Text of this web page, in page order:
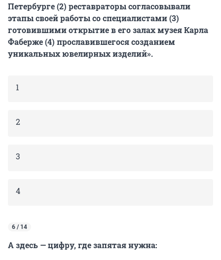
Петербурге (2) реставраторы согласовывали
этапы своей работы со специалистами (3)
готовившими открытие в его залах музея Карла
Фаберже (4) прославившегося созданием
уникальных ювелирных изделий».
1
2
3
4
6 / 14
А здесь — цифру, где запятая нужна: